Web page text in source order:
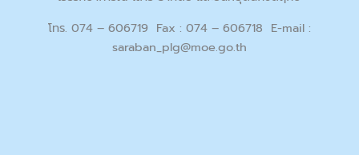
โทร. 074 – 606719 Fax : 074 – 606718 E-mail :
saraban_plg@moe.go.th